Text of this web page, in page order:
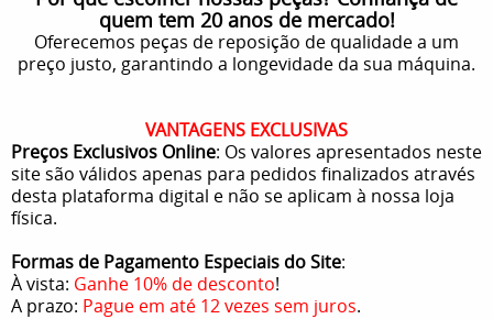
quem tem 20 anos de mercado!
Oferecemos peças de reposição de qualidade a um
preço justo, garantindo a longevidade da sua máquina.
VANTAGENS EXCLUSIVAS
Preços Exclusivos Online: Os valores apresentados neste
site são válidos apenas para pedidos finalizados através
desta plataforma digital e não se aplicam à nossa loja
física.
Formas de Pagamento Especiais do Site:
À vista: Ganhe 10% de desconto!
A prazo: Pague em até 12 vezes sem juros.